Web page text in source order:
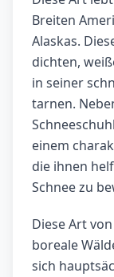
Breiten
Alaskas.
dichten,
in seiner
tarnen.
einem
die ihnen
Schnee zu
Diese Art
boreale
sich